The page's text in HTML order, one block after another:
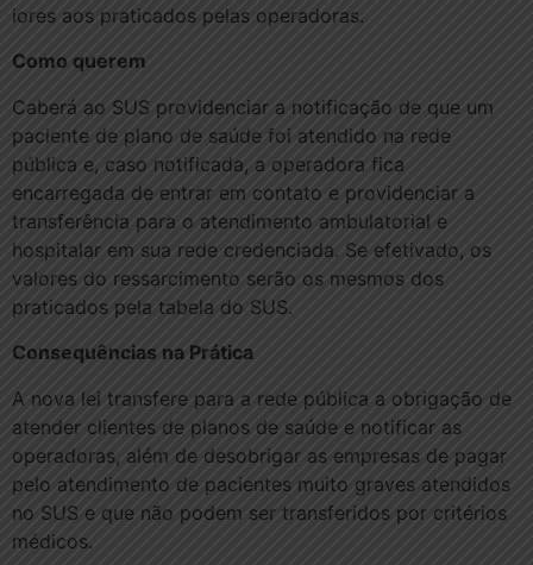
iores aos praticados pelas operadoras.
Como querem
Caberá ao SUS providenciar a notificação de que um
paciente de plano de saúde foi atendido na rede
pública e, caso notificada, a operadora fica
encarregada de entrar em contato e providenciar a
transferência para o atendimento ambulatorial e
hospitalar em sua rede credenciada. Se efetivado, os
valores do ressarcimento serão os mesmos dos
praticados pela tabela do SUS.
Consequências na Prática
A nova lei transfere para a rede pública a obrigação de
atender clientes de planos de saúde e notificar as
operadoras, além de desobrigar as empresas de pagar
pelo atendimento de pacientes muito graves atendidos
no SUS e que não podem ser transferidos por critérios
médicos.